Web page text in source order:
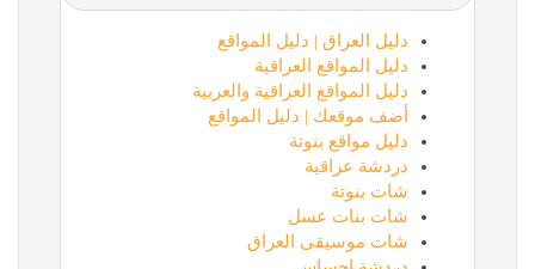
دليل العراق | دليل المواقع
دليل المواقع العراقية
دليل المواقع العراقية والعربية
أضف موقعك | دليل المواقع
دليل مواقع بنوتة
دردشة عراقية
شات بنوتة
شات بنات عسل
شات موسيقى العراق